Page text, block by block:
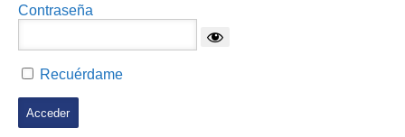
Contraseña
Recuérdame